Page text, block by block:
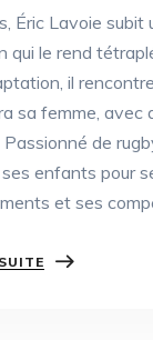
Éric Lavoie subit
qui le rend
il
sa femme, avec
de
ses enfants pour
et ses